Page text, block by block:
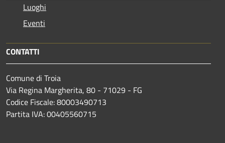
Luoghi
Eventi
CONTATTI
Comune di Troia
Via Regina Margherita, 80 - 71029 - FG
Codice Fiscale: 80003490713
Partita IVA: 00405560715